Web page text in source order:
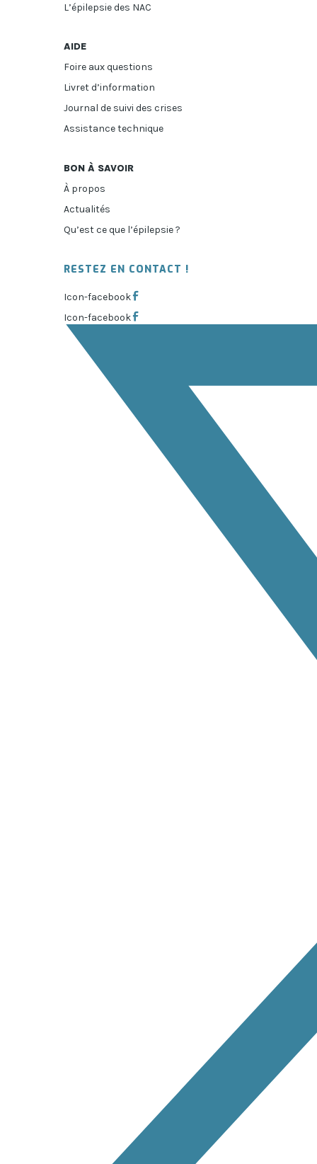
L’épilepsie des NAC
AIDE
Foire aux questions
Livret d’information
Journal de suivi des crises
Assistance technique
BON À SAVOIR
À propos
Actualités
Qu’est ce que l’épilepsie ?
RESTEZ EN CONTACT !
Icon-facebook
Icon-facebook